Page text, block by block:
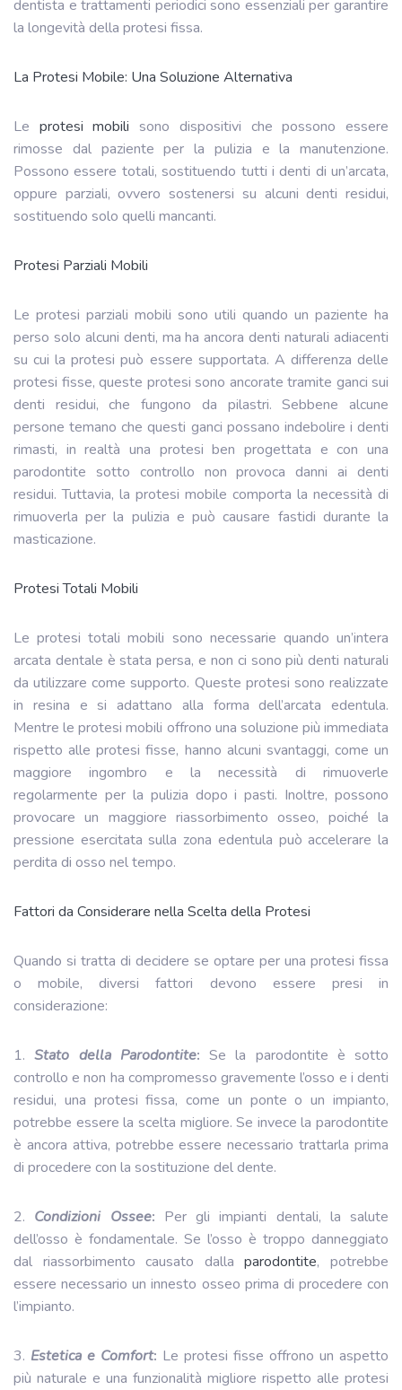
dentista e trattamenti periodici sono essenziali per garantire
la longevità della protesi fissa.
La Protesi Mobile: Una Soluzione Alternativa
Le protesi mobili sono dispositivi che possono essere
rimosse dal paziente per la pulizia e la manutenzione.
Possono essere totali, sostituendo tutti i denti di un’arcata,
oppure parziali, ovvero sostenersi su alcuni denti residui,
sostituendo solo quelli mancanti.
Protesi Parziali Mobili
Le protesi parziali mobili sono utili quando un paziente ha
perso solo alcuni denti, ma ha ancora denti naturali adiacenti
su cui la protesi può essere supportata. A differenza delle
protesi fisse, queste protesi sono ancorate tramite ganci sui
denti residui, che fungono da pilastri. Sebbene alcune
persone temano che questi ganci possano indebolire i denti
rimasti, in realtà una protesi ben progettata e con una
parodontite sotto controllo non provoca danni ai denti
residui. Tuttavia, la protesi mobile comporta la necessità di
rimuoverla per la pulizia e può causare fastidi durante la
masticazione.
Protesi Totali Mobili
Le protesi totali mobili sono necessarie quando un’intera
arcata dentale è stata persa, e non ci sono più denti naturali
da utilizzare come supporto. Queste protesi sono realizzate
in resina e si adattano alla forma dell’arcata edentula.
Mentre le protesi mobili offrono una soluzione più immediata
rispetto alle protesi fisse, hanno alcuni svantaggi, come un
maggiore ingombro e la necessità di rimuoverle
regolarmente per la pulizia dopo i pasti. Inoltre, possono
provocare un maggiore riassorbimento osseo, poiché la
pressione esercitata sulla zona edentula può accelerare la
perdita di osso nel tempo.
Fattori da Considerare nella Scelta della Protesi
Quando si tratta di decidere se optare per una protesi fissa
o mobile, diversi fattori devono essere presi in
considerazione:
1.Stato della Parodontite: Se la parodontite è sotto
controllo e non ha compromesso gravemente l’osso e i denti
residui, una protesi fissa, come un ponte o un impianto,
potrebbe essere la scelta migliore. Se invece la parodontite
è ancora attiva, potrebbe essere necessario trattarla prima
di procedere con la sostituzione del dente.
2. Condizioni Ossee: Per gli impianti dentali, la salute
dell’osso è fondamentale. Se l’osso è troppo danneggiato
dal riassorbimento causato dallaparodontite, potrebbe
essere necessario un innesto osseo prima di procedere con
l’impianto.
3. Estetica e Comfort: Le protesi fisse offrono un aspetto
più naturale e una funzionalità migliore rispetto alle protesi